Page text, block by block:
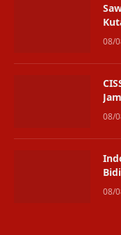
08/
08/
08/